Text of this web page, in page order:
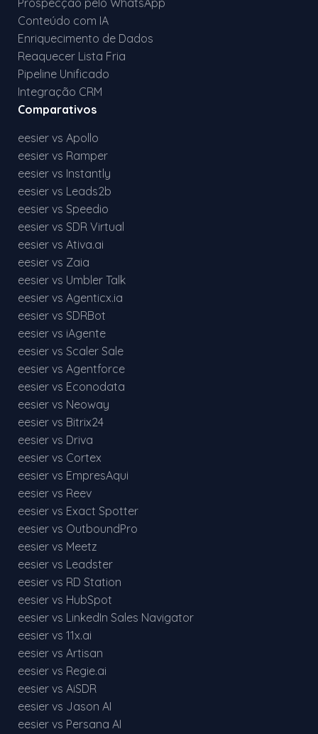
Prospecção pelo WhatsApp
Conteúdo com IA
Enriquecimento de Dados
Reaquecer Lista Fria
Pipeline Unificado
Integração CRM
Comparativos
eesier vs Apollo
eesier vs Ramper
eesier vs Instantly
eesier vs Leads2b
eesier vs Speedio
eesier vs SDR Virtual
eesier vs Ativa.ai
eesier vs Zaia
eesier vs Umbler Talk
eesier vs Agenticx.ia
eesier vs SDRBot
eesier vs iAgente
eesier vs Scaler Sale
eesier vs Agentforce
eesier vs Econodata
eesier vs Neoway
eesier vs Bitrix24
eesier vs Driva
eesier vs Cortex
eesier vs EmpresAqui
eesier vs Reev
eesier vs Exact Spotter
eesier vs OutboundPro
eesier vs Meetz
eesier vs Leadster
eesier vs RD Station
eesier vs HubSpot
eesier vs LinkedIn Sales Navigator
eesier vs 11x.ai
eesier vs Artisan
eesier vs Regie.ai
eesier vs AiSDR
eesier vs Jason AI
eesier vs Persana AI